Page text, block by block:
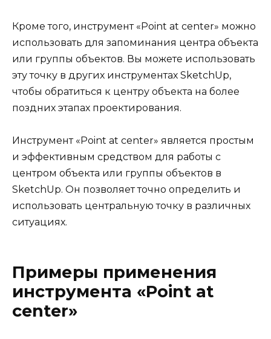
Кроме того, инструмент «Point at center» можно
использовать для запоминания центра объекта
или группы объектов. Вы можете использовать
эту точку в других инструментах SketchUp,
чтобы обратиться к центру объекта на более
поздних этапах проектирования.
Инструмент «Point at center» является простым
и эффективным средством для работы с
центром объекта или группы объектов в
SketchUp. Он позволяет точно определить и
использовать центральную точку в различных
ситуациях.
Примеры применения
инструмента «Point at
center»